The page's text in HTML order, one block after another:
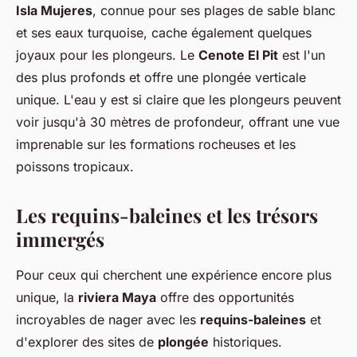
Isla Mujeres, connue pour ses plages de sable blanc
et ses eaux turquoise, cache également quelques
joyaux pour les plongeurs. Le Cenote El Pit est l'un
des plus profonds et offre une plongée verticale
unique. L'eau y est si claire que les plongeurs peuvent
voir jusqu'à 30 mètres de profondeur, offrant une vue
imprenable sur les formations rocheuses et les
poissons tropicaux.
Les requins-baleines et les trésors
immergés
Pour ceux qui cherchent une expérience encore plus
unique, la riviera Maya offre des opportunités
incroyables de nager avec les requins-baleines et
d'explorer des sites de plongée historiques.